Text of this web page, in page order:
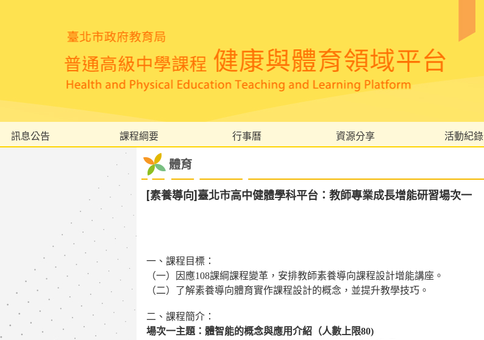
訊息公告 課程綱要 行事曆 資源分享 活動紀錄
體育
[素養導向]臺北市高中健體學科平台：教師專業成長增能研習場次一
一、課程目標：
（一）因應108課綱課程變革，安排教師素養導向課程設計增能講座。
（二）了解素養導向體育實作課程設計的概念，並提升教學技巧。
二、課程簡介：
場次一主題：體智能的概念與應用介紹（人數上限80)